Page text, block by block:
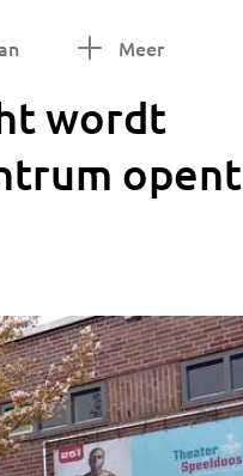
Meer
wordt
opent